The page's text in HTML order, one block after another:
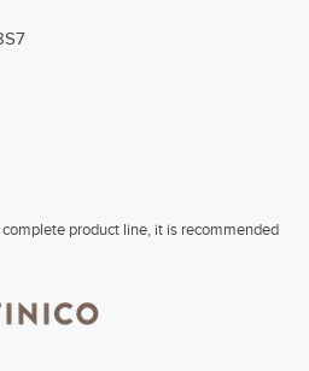
product line, it is recommended